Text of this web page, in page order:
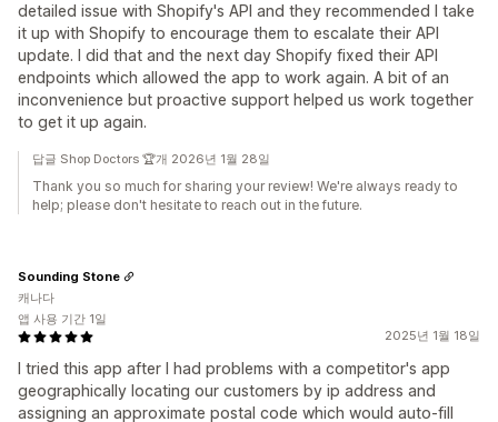
detailed issue with Shopify's API and they recommended I take
it up with Shopify to encourage them to escalate their API
update. I did that and the next day Shopify fixed their API
endpoints which allowed the app to work again. A bit of an
inconvenience but proactive support helped us work together
to get it up again.
답글 Shop Doctors 🏆개 2026년 1월 28일
Thank you so much for sharing your review! We're always ready to
help; please don't hesitate to reach out in the future.
2025년 1월 18일
I tried this app after I had problems with a competitor's app
geographically locating our customers by ip address and
assigning an approximate postal code which would auto-fill
Sounding Stone
캐나다
앱 사용 기간 1일